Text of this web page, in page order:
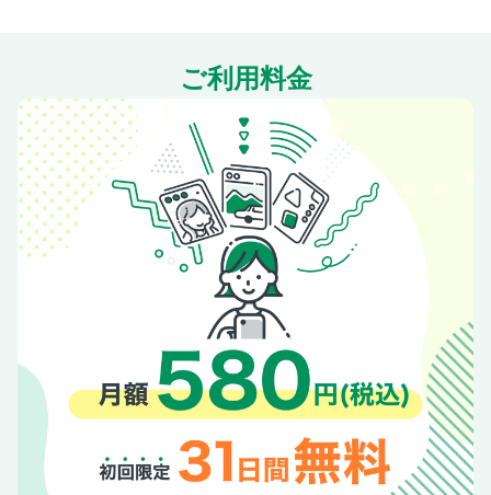
チャーフィールド安比
隠れた本能を呼び覚ますパーツ選びの力！ JIMNY CUSTOM
BOOK PARTS CATALOG 2024
いまジムニーを考えるならMTを勧めたい理由
プロショップ インフォメーション 全国版
奥付
ご利用料金